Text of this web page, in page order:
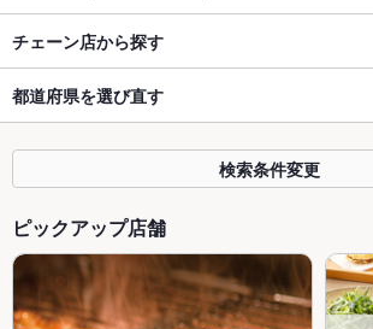
チェーン店から探す
都道府県を選び直す
検索条件変更
ピックアップ店舗